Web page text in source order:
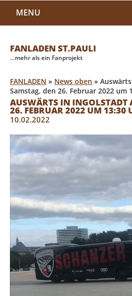
MENU
FANLADEN ST.PAULI
…mehr als ein Fanprojekt
FANLADEN » News oben »
Samstag, den 26. Februar 2022 um
AUSWÄRTS IN INGOLSTADT
26. FEBRUAR 2022 UM 13:30
10.02.2022